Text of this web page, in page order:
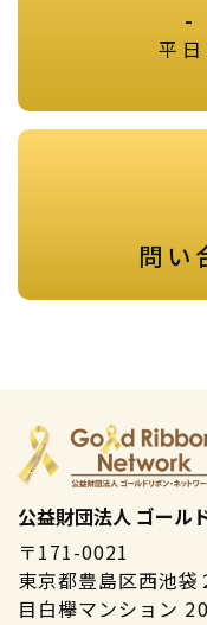
-
平
問い
公益財団法人 ゴール
〒171-0021
東京都豊島区西池袋
目白欅マンション